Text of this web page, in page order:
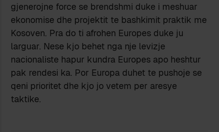
gjenerojne force se brendshmi duke i meshuar
ekonomise dhe projektit te bashkimit praktik me
Kosoven. Pra do ti afrohen Europes duke ju
larguar. Nese kjo behet nga nje levizje
nacionaliste hapur kundra Europes apo heshtur
pak rendesi ka. Por Europa duhet te pushoje se
qeni prioritet dhe kjo jo vetem per aresye
taktike.